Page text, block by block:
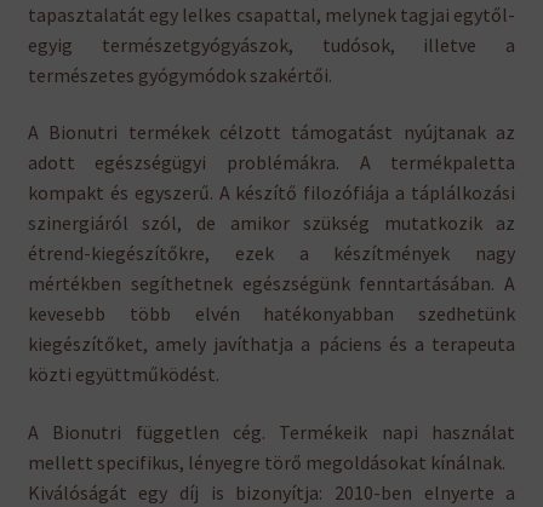
Bionutri
Expand
child
child
menu
Neubria
Viridian Nutrition
Hírek
Viszonteladók, szakembereknek
English
tapasztalatát egy lelkes csapattal, melynek tagjai egytől-
egyig természetgyógyászok, tudósok, illetve a
természetes gyógymódok szakértői.
A Bionutri termékek célzott támogatást nyújtanak az
adott egészségügyi problémákra. A termékpaletta
kompakt és egyszerű. A készítő filozófiája a táplálkozási
szinergiáról szól, de amikor szükség mutatkozik az
étrend-kiegészítőkre, ezek a készítmények nagy
mértékben segíthetnek egészségünk fenntartásában. A
kevesebb több elvén hatékonyabban szedhetünk
kiegészítőket, amely javíthatja a páciens és a terapeuta
közti együttműködést.
A Bionutri független cég. Termékeik napi használat
mellett specifikus, lényegre törő megoldásokat kínálnak.
Kiválóságát egy díj is bizonyítja: 2010-ben elnyerte a